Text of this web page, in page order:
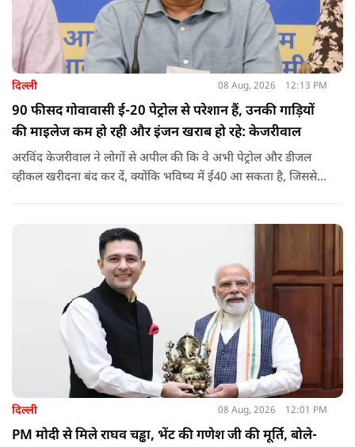
दिल्ली 08 Aug, 2026 12:13 PM
90 फीसद गोवावासी ई-20 पेट्रोल से परेशान हैं, उनकी गाड़ियों
की माइलेज कम हो रही और इंजन खराब हो रहे: केजरीवाल
अरविंद केजरीवाल ने लोगों से अपील की कि वे अभी पेट्रोल और डीजल
व्हीकल खरीदना बंद कर दें, क्योंकि भविष्य में ई40 आ सकता है, जिससे
दिल्ली 08 Aug, 2026 12:01 PM
PM मोदी से मिले राघव चड्ढा, भेंट की गणेश जी की मूर्ति, बोले-